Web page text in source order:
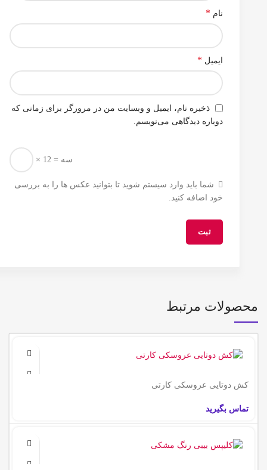
نام *
ایمیل *
ذخیره نام، ایمیل و وبسایت من در مرورگر برای زمانی که
دوباره دیدگاهی می‌نویسم.
× سه = 12
شما باید وارد سیستم شوید تا بتوانید عکس ها را به بررسی
خود اضافه کنید.
محصولات مرتبط
کش دو‌تایی عروسکی کارتی
تماس بگیرید